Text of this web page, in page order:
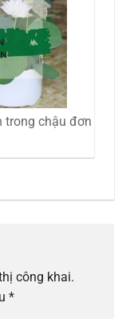
trong chậu đơn
công khai.
*